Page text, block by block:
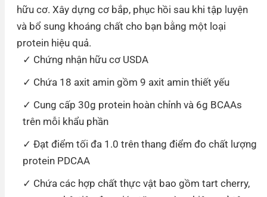
hữu cơ. Xây dựng cơ bắp, phục hồi sau khi tập luyện
và bổ sung khoáng chất cho bạn bằng một loại
protein hiệu quả.
Chứng nhận hữu cơ USDA
Chứa 18 axit amin gồm 9 axit amin thiết yếu
Cung cấp 30g protein hoàn chỉnh và 6g BCAAs
trên mỗi khẩu phần
Đạt điểm tối đa 1.0 trên thang điểm đo chất lượng
protein PDCAA
Chứa các hợp chất thực vật bao gồm tart cherry,